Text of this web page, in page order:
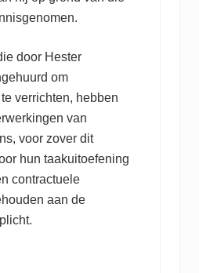
door Hester
om
verrichten, hebben
van
voor zover dit
hun taakuitoefening
contractuele
aan de